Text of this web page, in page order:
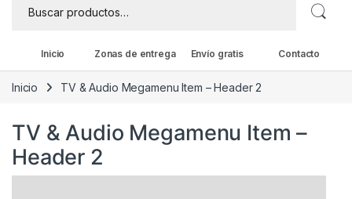
Inicio Zonas de entrega Envío gratis Contacto
Inicio TV & Audio Megamenu Item – Header 2
TV & Audio Megamenu Item –
Header 2